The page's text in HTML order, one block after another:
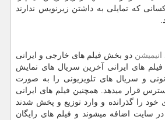
کسانی که تمایلی به داشتن زیرنویس ندارند
انیمیشن دو بخش فیلم های خارجی و ایرانی
های ایرانی آخرین سریال های نمایش
و سریال های تلویزیونی را به صورت
قرار میدهد. همچنین فیلم های ایرانی
خود را گذرانده و وارد توزیع و پخش شدند
سایت اضافه میشوند و فیلم های رایگان